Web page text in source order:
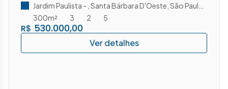
R$ 530.000,00
Jardim Paulista Santa Bárbara D'Oeste São Paulo
3
2
300m² 5